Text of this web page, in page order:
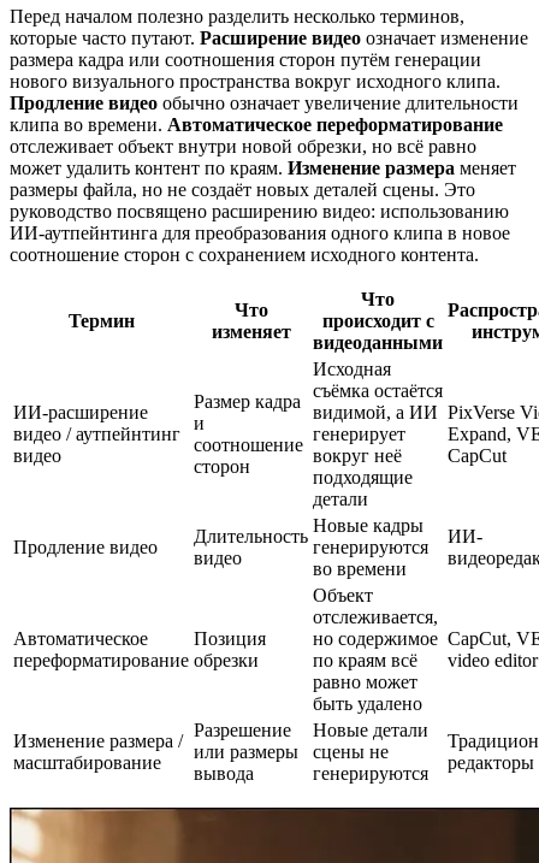
Перед началом полезно разделить несколько терминов,
которые часто путают. Расширение видео означает изменение
размера кадра или соотношения сторон путём генерации
нового визуального пространства вокруг исходного клипа.
Продление видео обычно означает увеличение длительности
клипа во времени. Автоматическое переформатирование
отслеживает объект внутри новой обрезки, но всё равно
может удалить контент по краям. Изменение размера меняет
размеры файла, но не создаёт новых деталей сцены. Это
руководство посвящено расширению видео: использованию
ИИ-аутпейнтинга для преобразования одного клипа в новое
соотношение сторон с сохранением исходного контента.
Термин
Что
изменяет
Что
происходит с
видеоданными
ИИ-расширение
видео / аутпейнтинг
видео
Размер кадра
и
соотношение
сторон
Исходная
съёмка остаётся
видимой, а ИИ
генерирует
вокруг неё
подходящие
детали
PixVerse
Expand,
CapCut
Продление видео
Длительность
видео
Новые кадры
генерируются
во времени
ИИ-
Автоматическое
переформатирование
Позиция
обрезки
Объект
отслеживается,
но содержимое
по краям всё
равно может
быть удалено
CapCut,
video editor
Изменение размера /
масштабирование
Разрешение
или размеры
вывода
Новые детали
сцены не
генерируются
редакторы